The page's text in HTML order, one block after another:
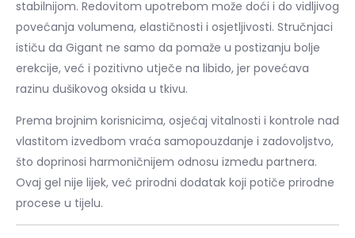
stabilnijom. Redovitom upotrebom može doći i do vidljivog
povećanja volumena, elastičnosti i osjetljivosti. Stručnjaci
ističu da Gigant ne samo da pomaže u postizanju bolje
erekcije, već i pozitivno utječe na libido, jer povećava
razinu dušikovog oksida u tkivu.
Prema brojnim korisnicima, osjećaj vitalnosti i kontrole nad
vlastitom izvedbom vraća samopouzdanje i zadovoljstvo,
što doprinosi harmoničnijem odnosu između partnera.
Ovaj gel nije lijek, već prirodni dodatak koji potiče prirodne
procese u tijelu.